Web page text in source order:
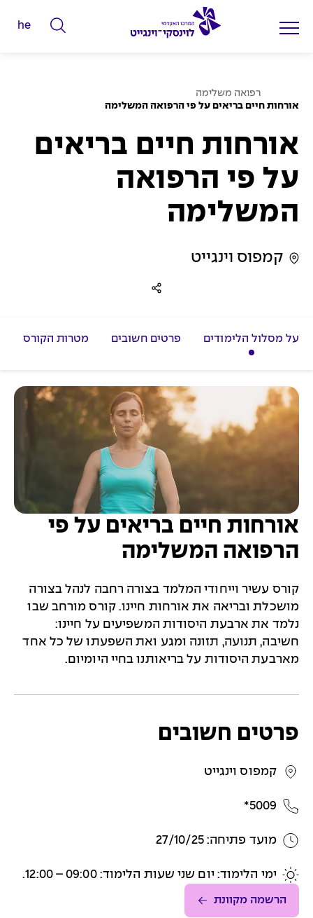
ה
ל
he
ו
ב
י
רפואה משלימה
אורחות חיים בריאים על פי הרפואה המשלימה
אורחות חיים בריאים
על פי הרפואה
המשלימה
קמפוס וינגייט
על מסלול הלימודים פרטים חשובים מטרות הקורס
אורחות חיים בריאים על פי
הרפואה המשלימה
קורס עשיר וייחודי המלמד בצורה רחבה לנהל בצורה
מושכלת ובריאה את אורחות חיינו. קורס מורחב שבו
נלמד את ארבעת היסודות המשפיעים על חיינו:
חשיבה, תנועה, תזונה ומגע ואת השפעתו של כל אחד
מארבעת היסודות על בריאותנו בחיי היומיום.
פרטים חשובים
קמפוס וינגייט
5009*
מועד פתיחה: 27/10/25
ימי הלימוד: יום שני שעות הלימוד: 09:00 – 12:00.
הרשמה מקוונת